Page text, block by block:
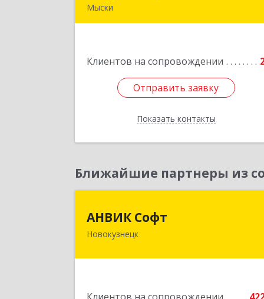
Мыски
Клиентов на сопровождении
Отправить заявку
Показать контакты
Отправить заявку
Назад
Ближайшие партнеры из
АНВИК Софт
Новокузнецк654079, Кемеровская область -